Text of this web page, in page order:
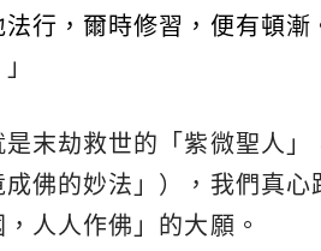
行，爾時修習，便有頓漸
」
末劫救世的「紫微聖人」
佛的妙法」），我們真心
人人作佛」的大願。